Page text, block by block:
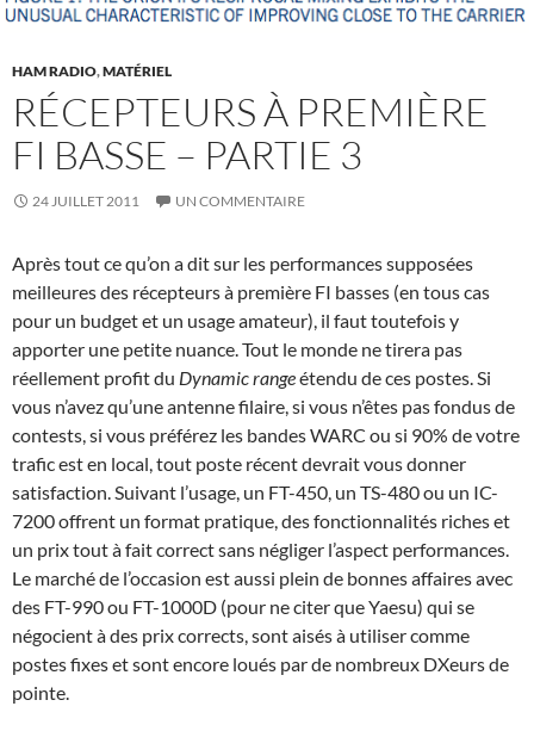
HAM RADIO,MATÉRIEL
RÉCEPTEURS À PREMIÈRE
FI BASSE – PARTIE 3
24 JUILLET 2011 UN COMMENTAIRE
Après tout ce qu’on a dit sur les performances supposées
meilleures des récepteurs à première FI basses (en tous cas
pour un budget et un usage amateur), il faut toutefois y
apporter une petite nuance. Tout le monde ne tirera pas
réellement profit du Dynamic rangeétendu de ces postes. Si
vous n’avez qu’une antenne filaire, si vous n’êtes pas fondus de
contests, si vous préférez les bandes WARC ou si 90% de votre
trafic est en local, tout poste récent devrait vous donner
satisfaction. Suivant l’usage, un FT-450, un TS-480 ou un IC-
7200 offrent un format pratique, des fonctionnalités riches et
un prix tout à fait correct sans négliger l’aspect performances.
Le marché de l’occasion est aussi plein de bonnes affaires avec
des FT-990 ou FT-1000D (pour ne citer que Yaesu) qui se
négocient à des prix corrects, sont aisés à utiliser comme
postes fixes et sont encore loués par de nombreux DXeurs de
pointe.